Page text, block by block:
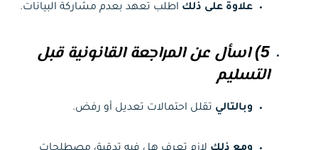
علاوة على ذلك اطلب تعهد بعدم مشاركة البيانات.
5) اسأل عن المراجعة القانونية قبل
التسليم
وبالتالي تقلل احتمالات تعديل أو رفض.